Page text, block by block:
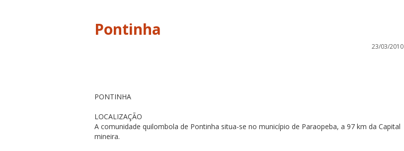
Pontinha
23/03/2010
PONTINHA
LOCALIZAÇÃO
A comunidade quilombola de Pontinha situa-se no município de Paraopeba, a 97 km da Capital
mineira.